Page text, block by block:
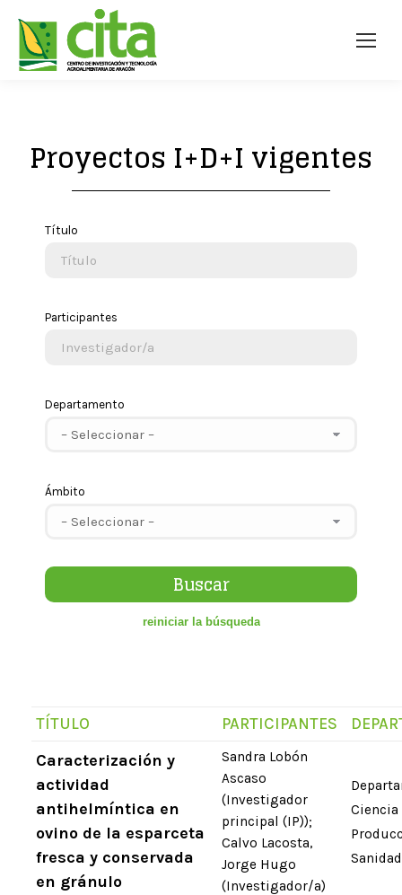
Proyectos I+D+I vigentes
Título
Participantes
Departamento
Ámbito
TÍTULO PARTICIPANTES
Caracterización y
actividad
antihelmíntica en
ovino de la esparceta
fresca y conservada
en gránulo
Sandra Lobón
Ascaso
(Investigador
principal (IP));
Calvo Lacosta,
Jorge Hugo
(Investigador/a)